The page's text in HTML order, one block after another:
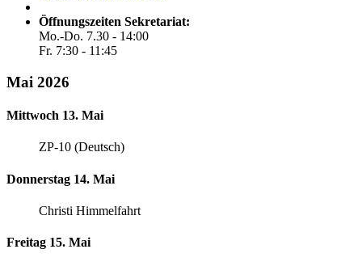
Öffnungszeiten Sekretariat:
Mo.-Do. 7.30 - 14:00
Fr. 7:30 - 11:45
Mai 2026
Mittwoch 13. Mai
ZP-10 (Deutsch)
Donnerstag 14. Mai
Christi Himmelfahrt
Freitag 15. Mai